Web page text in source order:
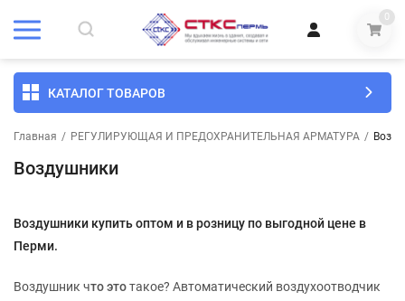
0
КАТАЛОГ ТОВАРОВ
Главная / РЕГУЛИРУЮЩАЯ И ПРЕДОХРАНИТЕЛЬНАЯ АРМАТУРА /
Воздушники
Воздушники купить оптом и в розницу по выгодной цене в
Перми.
Воздушник чтоэтотакое? Автоматический воздухоотводчик